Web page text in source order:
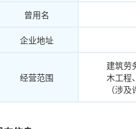
曾用名
企业地址
经营范围
建筑劳
木工程
（涉